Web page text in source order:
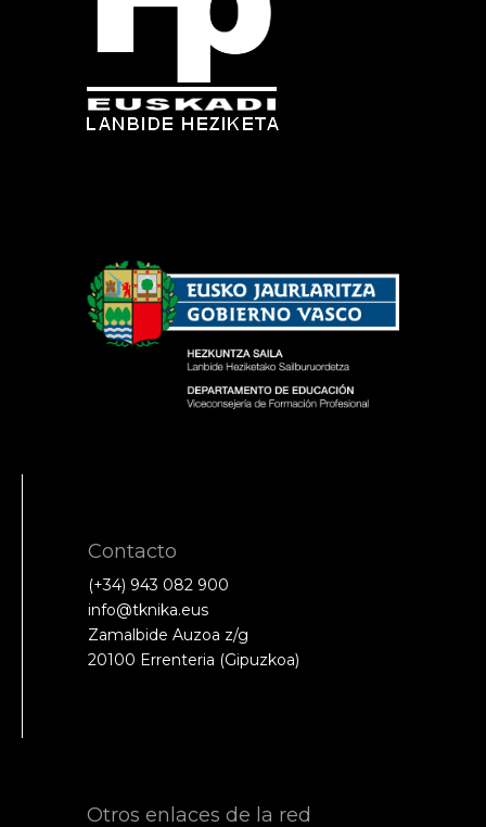
Contacto
(+34) 943 082 900
info@tknika.eus
Zamalbide Auzoa z/g
20100 Errenteria (Gipuzkoa)
Otros enlaces de la red